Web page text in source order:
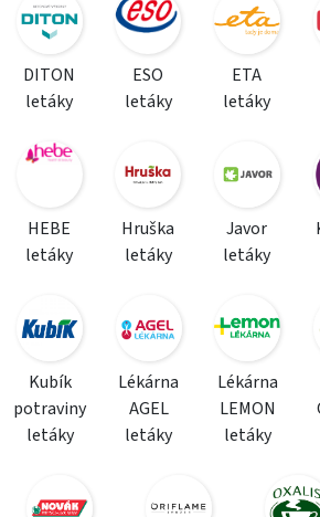
DITON
letáky
ESO
letáky
ETA
letáky
HEBE
letáky
Hruška
letáky
Javor
letáky
Kubík
potraviny
letáky
Lékárna
AGEL
letáky
Lékárna
LEMON
letáky